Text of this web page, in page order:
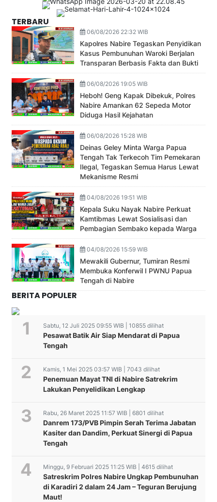
TERBARU
06/08/2026 22:32 WIB
Kapolres Nabire Tegaskan Penyidikan
Kasus Pembunuhan Waroki Berjalan
Transparan Berbasis Fakta dan Bukti
06/08/2026 19:05 WIB
Heboh! Geng Kapak Dibekuk, Polres
Nabire Amankan 62 Sepeda Motor
Diduga Hasil Kejahatan
06/08/2026 15:28 WIB
Deinas Geley Minta Warga Papua
Tengah Tak Terkecoh Tim Pemekaran
Ilegal, Tegaskan Semua Harus Lewat
Mekanisme Resmi
04/08/2026 19:51 WIB
Kepala Suku Nayak Nabire Perkuat
Kamtibmas Lewat Sosialisasi dan
Pembagian Sembako kepada Warga
04/08/2026 15:59 WIB
Mewakili Gubernur, Tumiran Resmi
Membuka Konferwil I PWNU Papua
Tengah di Nabire
BERITA POPULER
Sabtu, 12 Juli 2025 09:55 WIB | 10855 dilihat
Pesawat Batik Air Siap Mendarat di Papua
Tengah
Kamis, 1 Mei 2025 03:57 WIB | 7043 dilihat
Penemuan Mayat TNI di Nabire Satrekrim
Lakukan Penyelidikan Lengkap
Rabu, 26 Maret 2025 11:57 WIB | 6801 dilihat
Danrem 173/PVB Pimpin Serah Terima Jabatan
Kasiter dan Dandim, Perkuat Sinergi di Papua
Tengah
Minggu, 9 Februari 2025 11:25 WIB | 4615 dilihat
Satreskrim Polres Nabire Ungkap Pembunuhan
di Karadiri 2 dalam 24 Jam – Teguran Berujung
Maut!